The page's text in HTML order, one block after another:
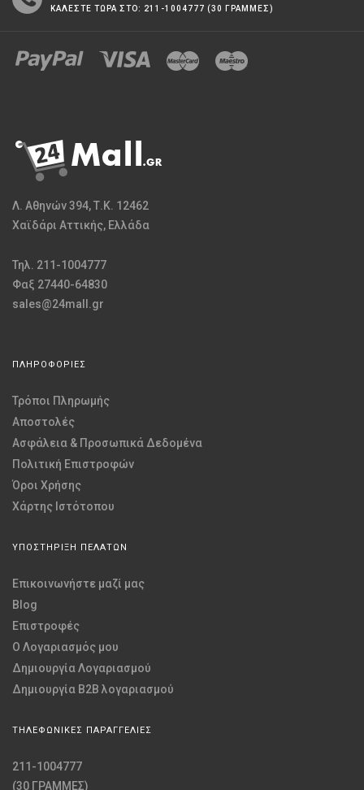
ΚΑΛΕΣΤΕ ΤΩΡΑ ΣΤΟ: 211-1004777 (30 ΓΡΑΜΜΕΣ)
Λ. Αθηνών 394, Τ.Κ. 12462
Χαϊδάρι Αττικής, Ελλάδα
Τηλ. 211-1004777
Φαξ 27440-64830
sales@24mall.gr
ΠΛΗΡΟΦΟΡΙΕΣ
Τρόποι Πληρωμής
Αποστολές
Ασφάλεια & Προσωπικά Δεδομένα
Πολιτική Επιστροφών
Όροι Χρήσης
Χάρτης Ιστότοπου
ΥΠΟΣΤΗΡΙΞΗ ΠΕΛΑΤΩΝ
Επικοινωνήστε μαζί μας
Blog
Επιστροφές
O Λογαριασμός μου
Δημιουργία Λογαριασμού
Δημιουργία B2B λογαριασμού
ΤΗΛΕΦΩΝΙΚΕΣ ΠΑΡΑΓΓΕΛΙΕΣ
211-1004777
(30 ΓΡΑΜΜΕΣ)